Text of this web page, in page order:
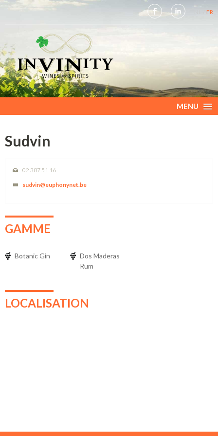
FR
MENU
Sudvin
02 387 51 16
sudvin@euphonynet.be
GAMME
Botanic Gin
Dos Maderas
Rum
LOCALISATION